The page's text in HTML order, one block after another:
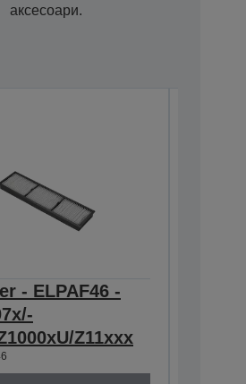
аксесоари.
- ELPAF46 -
Z11xxx